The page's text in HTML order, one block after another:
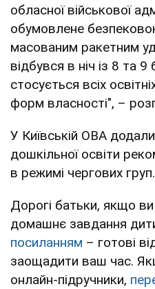
обласної військової
обумовлене
масованим ракетним
відбувся в ніч із 8 та
стосується всіх
форм власності", –
У Київській ОВА
дошкільної освіти
в режимі чергових груп.
Дорогі батьки, якщо ви
домашнє завдання
посиланням – готові
заощадити ваш час.
онлайн-підручники,